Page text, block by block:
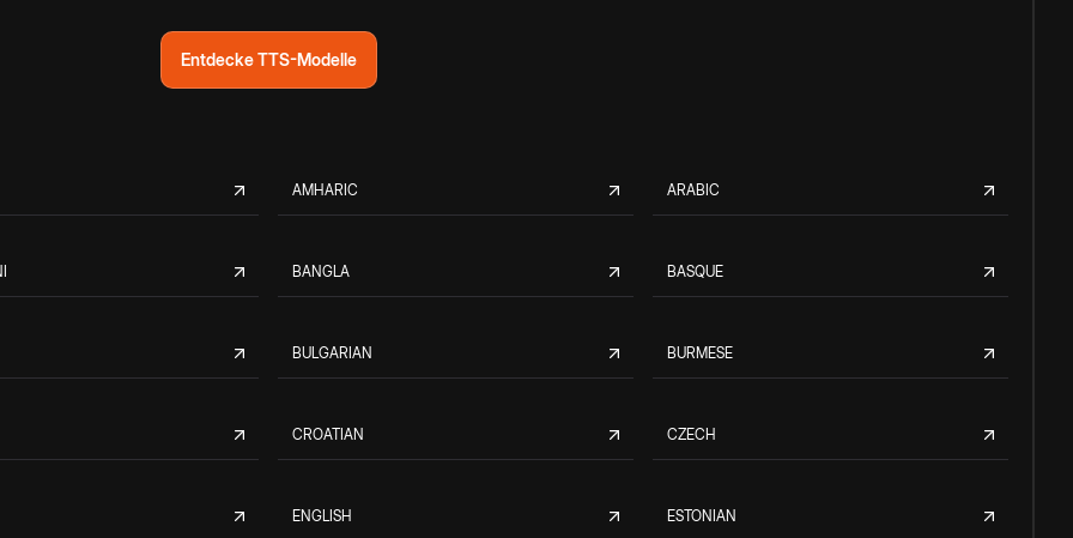
Entdecke TTS-Modelle
AMHARIC ARABIC
BANGLA BASQUE
BULGARIAN BURMESE
CROATIAN CZECH
ENGLISH ESTONIAN